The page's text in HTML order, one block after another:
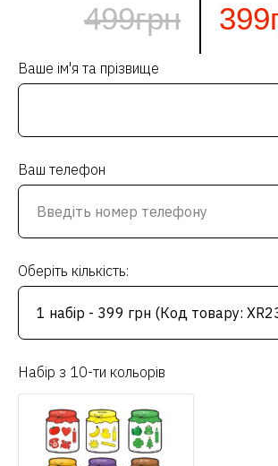
499грн
Ваше ім'я та прізвище
Ваш телефон
Оберіть кількість:
Набір з 10-ти кольорів